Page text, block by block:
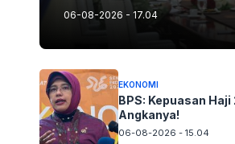
06-08-2026 - 17.04
EKONOMI
BPS: Kepuasan
Angkanya!
06-08-2026 - 15.04